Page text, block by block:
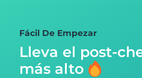
Fácil De Empezar
Lleva el post-
más alto